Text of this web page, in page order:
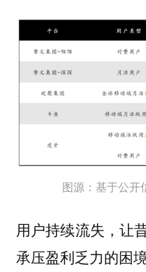
图源：基于公开
用户持续流失，让
承压盈利乏力的困